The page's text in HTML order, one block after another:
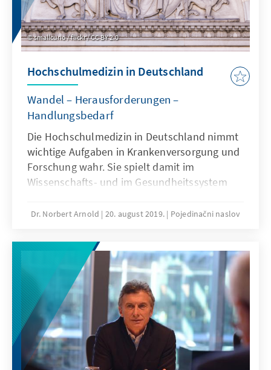
smallcurio / flickr / CC BY 2.0
Hochschulmedizin in Deutschland
Wandel – Herausforderungen –
Handlungsbedarf
Die Hochschulmedizin in Deutschland nimmt
wichtige Aufgaben in Krankenversorgung und
Forschung wahr. Sie spielt damit im
Wissenschafts- und im Gesundheitssystem
organisatorische Rahmenbedingungen,
dringend der wachsenden Aufgabenfülle
angepasst werden.
Dr. Norbert Arnold 20. august 2019. Pojedinačni naslov